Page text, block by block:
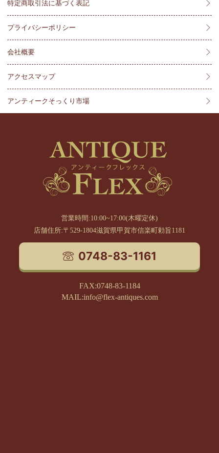
特定商取引法に基づく表記
プライバシーポリシー
会社概要
アクセスマップ
アンティークそっくり市場
営業時間:10:00~17:00(木曜定休)
店舗住所:〒529-1804滋賀県甲賀市信楽町勅旨1181
0748-83-1161
FAX:0748-83-1184
MAIL:info@flex-antiques.com